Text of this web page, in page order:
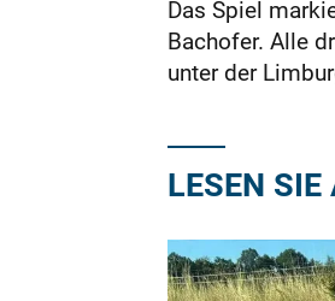
Das Spiel
Bachofer. Alle
unter der
LESEN SIE